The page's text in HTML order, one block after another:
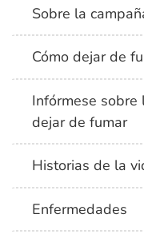
Sobre la
Cómo dejar de
Infórmese sobre
dejar de fumar
Historias de la
Enfermedades